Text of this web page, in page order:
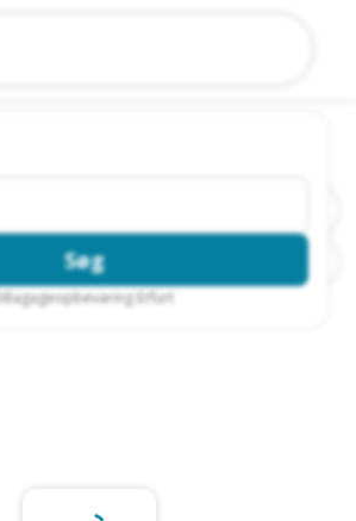
Søg
5Bagageopbevaring Erfurt